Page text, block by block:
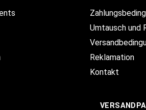
Umtausch und
Reklamation
Kontakt